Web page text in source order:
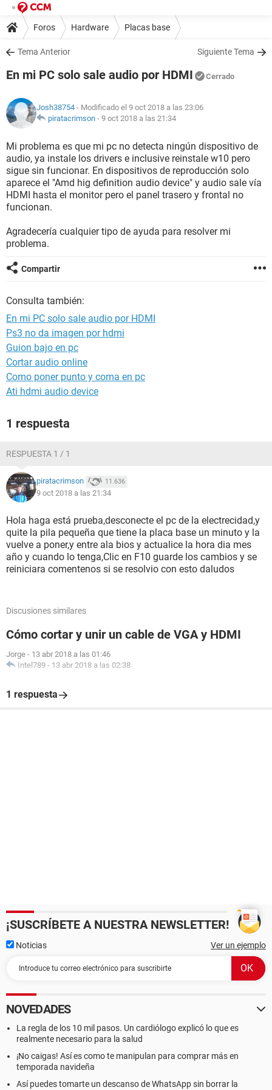
Foros Hardware Placas base
Tema Anterior Siguiente Tema
En mi PC solo sale audio por HDMI Cerrado
Josh38754 - Modificado el 9 oct 2018 a las 23:06
piratacrimson - 9 oct 2018 a las 21:34
Mi problema es que mi pc no detecta ningún dispositivo de
audio, ya instale los drivers e inclusive reinstale w10 pero
sigue sin funcionar. En dispositivos de reproducción solo
aparece el "Amd hig definition audio device" y audio sale vía
HDMI hasta el monitor pero el panel trasero y frontal no
funcionan.
Agradecería cualquier tipo de ayuda para resolver mi
problema.
Compartir
Consulta también:
En mi PC solo sale audio por HDMI
Ps3 no da imagen por hdmi
Guion bajo en pc
Cortar audio online
Como poner punto y coma en pc
Ati hdmi audio device
1 respuesta
RESPUESTA 1 / 1
piratacrimson 11.636
9 oct 2018 a las 21:34
Hola haga está prueba,desconecte el pc de la electrecidad,y
quite la pila pequeña que tiene la placa base un minuto y la
vuelve a poner,y entre ala bios y actualice la hora dia mes
año y cuando lo tenga,Clic en F10 guarde los cambios y se
reiniciara comentenos si se resolvio con esto daludos
Discusiones similares
Cómo cortar y unir un cable de VGA y HDMI
Jorge - 13 abr 2018 a las 01:46
Intel789 - 13 abr 2018 a las 02:38
1 respuesta
¡SUSCRÍBETE A NUESTRA NEWSLETTER!
Noticias Ver un ejemplo
NOVEDADES
La regla de los 10 mil pasos. Un cardiólogo explicó lo que es
realmente necesario para la salud
¡No caigas! Así es como te manipulan para comprar más en
temporada navideña
Así puedes tomarte un descanso de WhatsApp sin borrar la